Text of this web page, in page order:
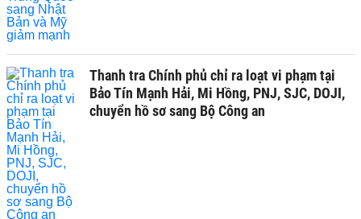
Thanh tra Chính phủ chỉ ra loạt vi phạm tại
Bảo Tín Mạnh Hải, Mi Hồng, PNJ, SJC, DOJI,
chuyển hồ sơ sang Bộ Công an